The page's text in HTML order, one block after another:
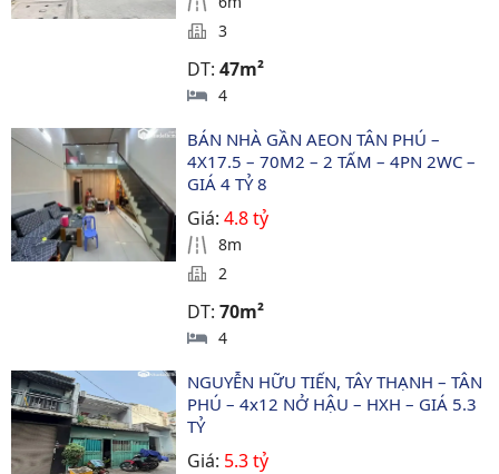
3
DT:47m²
4
BÁN NHÀ GẦN AEON TÂN PHÚ –
4X17.5 – 70M2 – 2 TẤM – 4PN 2WC –
GIÁ 4 TỶ 8
Giá:4.8 tỷ
8m
2
DT:70m²
4
NGUYỄN HỮU TIẾN, TÂY THẠNH – TÂN
PHÚ – 4x12 NỞ HẬU – HXH – GIÁ 5.3
TỶ
Giá: 5.3 tỷ